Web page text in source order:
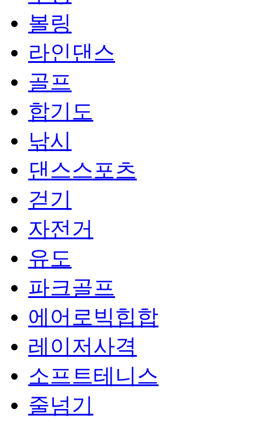
볼링
라인댄스
골프
합기도
낚시
댄스스포츠
걷기
자전거
유도
파크골프
에어로빅힙합
레이저사격
소프트테니스
줄넘기